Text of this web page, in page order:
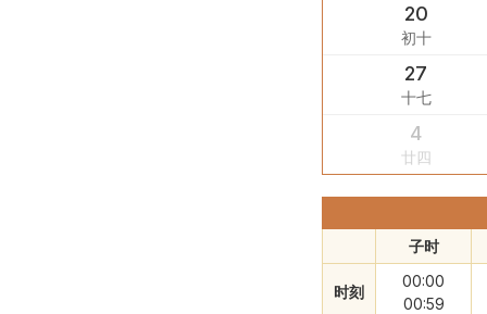
20
初十
27
十七
4
廿四
子时
时刻
00:00
00:59